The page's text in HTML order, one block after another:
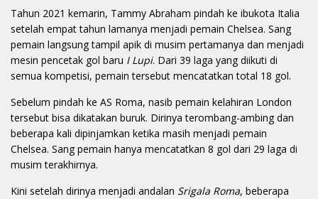
Tahun 2021 kemarin, Tammy Abraham pindah ke ibukota Italia
setelah empat tahun lamanya menjadi pemain Chelsea. Sang
pemain langsung tampil apik di musim pertamanya dan menjadi
mesin pencetak gol baru I Lupi. Dari 39 laga yang diikuti di
semua kompetisi, pemain tersebut mencatatkan total 18 gol.
Sebelum pindah ke AS Roma, nasib pemain kelahiran London
tersebut bisa dikatakan buruk. Dirinya terombang-ambing dan
beberapa kali dipinjamkan ketika masih menjadi pemain
Chelsea. Sang pemain hanya mencatatkan 8 gol dari 29 laga di
musim terakhirnya.
Kini setelah dirinya menjadi andalan Srigala Roma, beberapa